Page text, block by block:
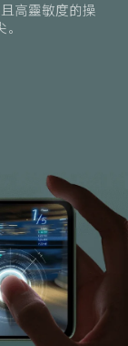
高靈敏度的操